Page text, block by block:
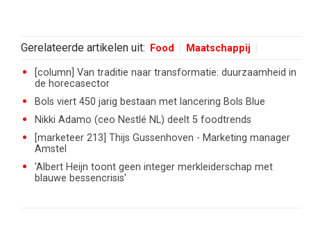
Gerelateerde artikelen uit: Food Maatschappij
[column] Van traditie naar transformatie: duurzaamheid in
de horecasector
Bols viert 450 jarig bestaan met lancering Bols Blue
Nikki Adamo (ceo Nestlé NL) deelt 5 foodtrends
[marketeer 213] Thijs Gussenhoven - Marketing manager
Amstel
'Albert Heijn toont geen integer merkleiderschap met
blauwe bessencrisis'